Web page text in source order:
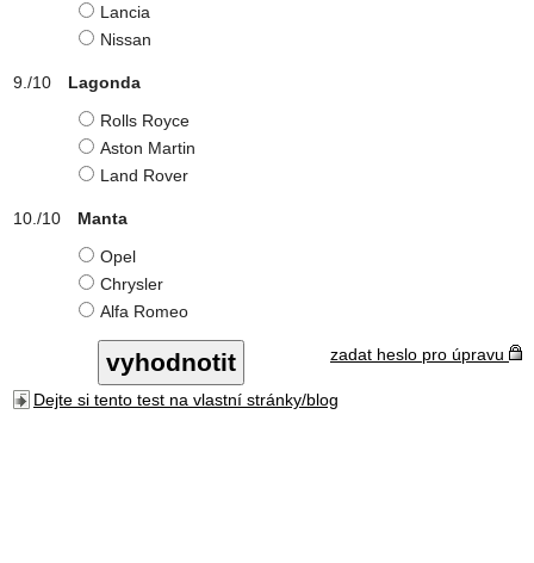
Lancia
Nissan
Lagonda
Rolls Royce
Aston Martin
Land Rover
Manta
Opel
Chrysler
Alfa Romeo
zadat heslo pro úpravu
Dejte si tento test na vlastní stránky/blog